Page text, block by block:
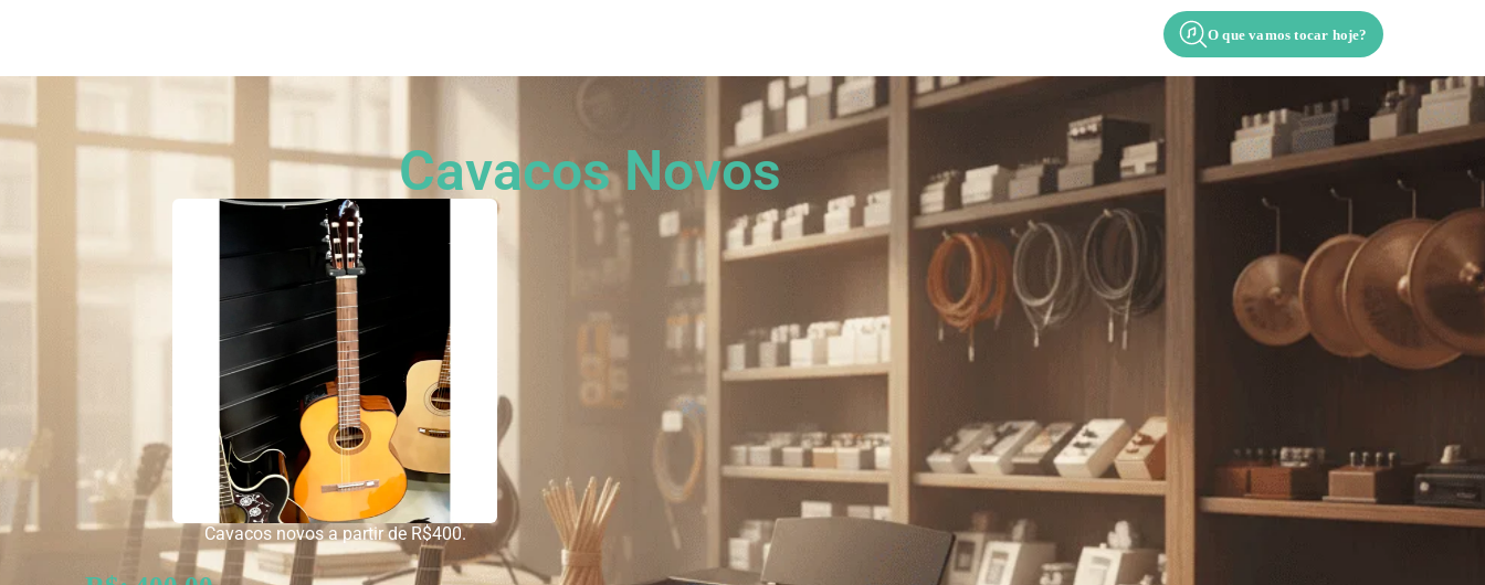
O que vamos tocar hoje?
Cavacos Novos
Cavacos novos a partir de R$400.